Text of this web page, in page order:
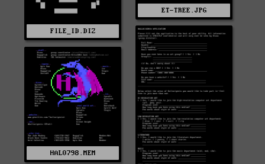
ET-TREE.JPG
FILE_ID.DIZ
HAL0798.MEM